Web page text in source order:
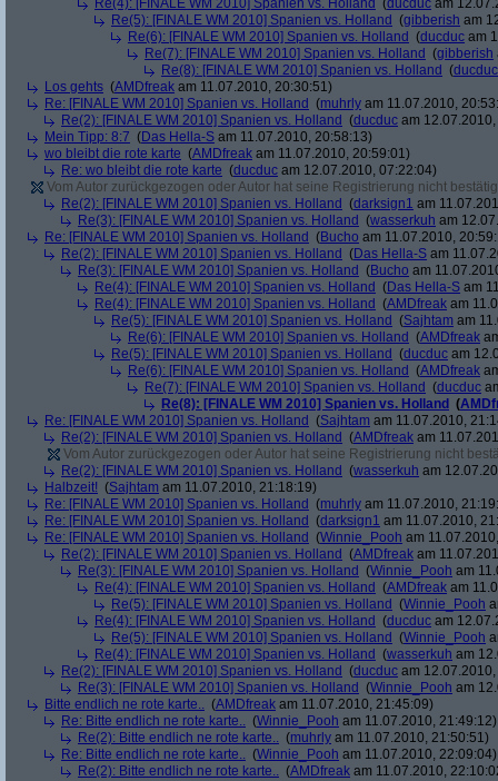
Re(4): [FINALE WM 2010] Spanien vs. Holland (ducduc am
Re(5): [FINALE WM 2010] Spanien vs. Holland (gibberish am
Re(6): [FINALE WM 2010] Spanien vs. Holland (ducduc am
Re(7): [FINALE WM 2010] Spanien vs. Holland (gibberish
Re(8): [FINALE WM 2010] Spanien vs. Holland (ducduc
Los gehts (AMDfreak am 11.07.2010, 20:30:51)
Re: [FINALE WM 2010] Spanien vs. Holland (muhrly am 11.07.2010,
Re(2): [FINALE WM 2010] Spanien vs. Holland (ducduc am
Mein Tipp: 8:7 (Das Hella-S am 11.07.2010, 20:58:13)
wo bleibt die rote karte (AMDfreak am 11.07.2010, 20:59:01)
Re: wo bleibt die rote karte (ducduc am 12.07.2010, 07:22:04)
Vom Autor zurückgezogen oder Autor hat seine Registrierung nicht
Re(2): [FINALE WM 2010] Spanien vs. Holland (darksign1 am
Re(3): [FINALE WM 2010] Spanien vs. Holland (wasserkuh am
Re: [FINALE WM 2010] Spanien vs. Holland (Bucho am 11.07.2010,
Re(2): [FINALE WM 2010] Spanien vs. Holland (Das Hella-S am
Re(3): [FINALE WM 2010] Spanien vs. Holland (Bucho am
Re(4): [FINALE WM 2010] Spanien vs. Holland (Das Hella-S am
Re(4): [FINALE WM 2010] Spanien vs. Holland (AMDfreak am
Re(5): [FINALE WM 2010] Spanien vs. Holland (Sajhtam am
Re(6): [FINALE WM 2010] Spanien vs. Holland (AMDfreak
Re(5): [FINALE WM 2010] Spanien vs. Holland (ducduc am
Re(6): [FINALE WM 2010] Spanien vs. Holland (AMDfreak
Re(7): [FINALE WM 2010] Spanien vs. Holland (ducduc
Re(8): [FINALE WM 2010] Spanien vs. Holland (
Re: [FINALE WM 2010] Spanien vs. Holland (Sajhtam am 11.07.2010,
Re(2): [FINALE WM 2010] Spanien vs. Holland (AMDfreak am
Vom Autor zurückgezogen oder Autor hat seine Registrierung nicht
Re(2): [FINALE WM 2010] Spanien vs. Holland (wasserkuh am
Halbzeit! (Sajhtam am 11.07.2010, 21:18:19)
Re: [FINALE WM 2010] Spanien vs. Holland (muhrly am 11.07.2010,
Re: [FINALE WM 2010] Spanien vs. Holland (darksign1 am 11.07.2010,
Re: [FINALE WM 2010] Spanien vs. Holland (Winnie_Pooh am
Re(2): [FINALE WM 2010] Spanien vs. Holland (AMDfreak am
Re(3): [FINALE WM 2010] Spanien vs. Holland (Winnie_Pooh am
Re(4): [FINALE WM 2010] Spanien vs. Holland (AMDfreak am
Re(5): [FINALE WM 2010] Spanien vs. Holland (Winnie_Pooh
Re(4): [FINALE WM 2010] Spanien vs. Holland (ducduc am
Re(5): [FINALE WM 2010] Spanien vs. Holland (Winnie_Pooh
Re(4): [FINALE WM 2010] Spanien vs. Holland (wasserkuh am
Re(2): [FINALE WM 2010] Spanien vs. Holland (ducduc am
Re(3): [FINALE WM 2010] Spanien vs. Holland (Winnie_Pooh am
Bitte endlich ne rote karte.. (AMDfreak am 11.07.2010, 21:45:09)
Re: Bitte endlich ne rote karte.. (Winnie_Pooh am 11.07.2010, 21:49:12)
Re(2): Bitte endlich ne rote karte.. (muhrly am 11.07.2010, 21:50:51)
Re: Bitte endlich ne rote karte.. (Winnie_Pooh am 11.07.2010, 22:09:04)
Re(2): Bitte endlich ne rote karte.. (AMDfreak am 11.07.2010,